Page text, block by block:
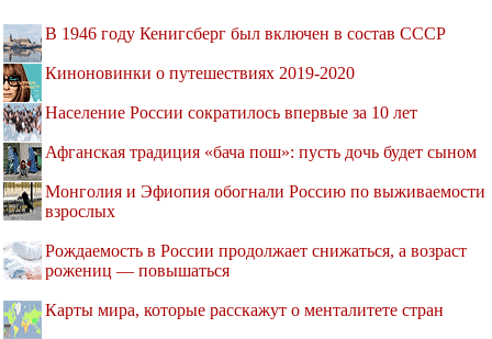
В 1946 году Кенигсберг был включен в состав СССР
Киноновинки о путешествиях 2019-2020
Население России сократилось впервые за 10 лет
Афганская традиция «бача пош»: пусть дочь будет сыном
Монголия и Эфиопия обогнали Россию по выживаемости
взрослых
Рождаемость в России продолжает снижаться, а возраст
рожениц — повышаться
Карты мира, которые расскажут о менталитете стран